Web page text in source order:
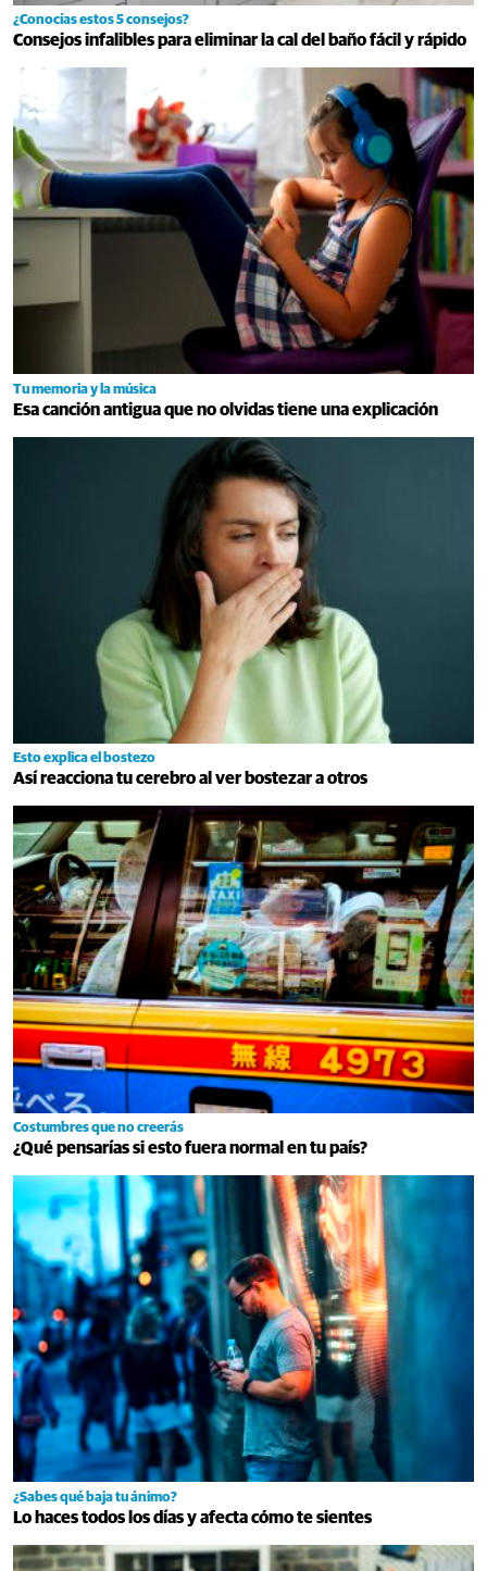
¿Conocías estos 5 consejos?
Consejos infalibles para eliminar la cal del baño fácil y rápido
Tu memoria y la música
Esa canción antigua que no olvidas tiene una explicación
Esto explica el bostezo
Así reacciona tu cerebro al ver bostezar a otros
Costumbres que no creerás
¿Qué pensarías si esto fuera normal en tu país?
¿Sabes qué baja tu ánimo?
Lo haces todos los días y afecta cómo te sientes